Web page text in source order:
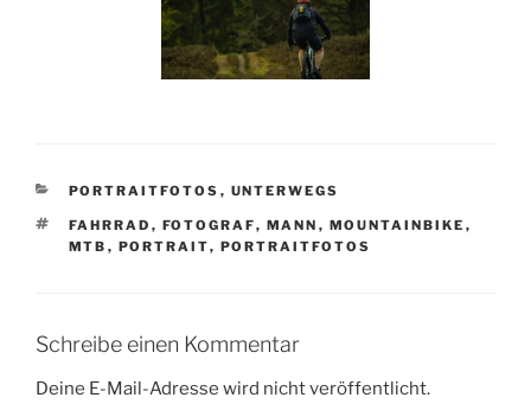
KATEGORIEN
PORTRAITFOTOS , UNTERWEGS
SCHLAGWÖRTER
FAHRRAD , FOTOGRAF, MANN , MOUNTAINBIKE ,
MTB , PORTRAIT, PORTRAITFOTOS
Schreibe einen Kommentar
Deine E-Mail-Adresse wird nicht veröffentlicht.